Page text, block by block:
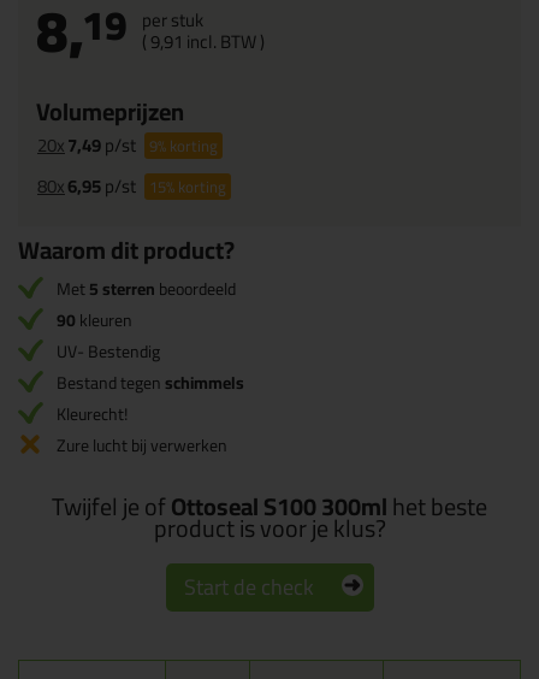
8,19 per stuk
(9,91 incl. BTW )
Volumeprijzen
20x7,49p/st 9%korting
80x6,95p/st 15%korting
Waarom dit product?
Met5 sterrenbeoordeeld
90kleuren
UV- Bestendig
Bestand tegenschimmels
Kleurecht!
Zure lucht bij verwerken
Twijfel je ofOttoseal S100 300mlhet beste
product is voor je klus?
Start de check